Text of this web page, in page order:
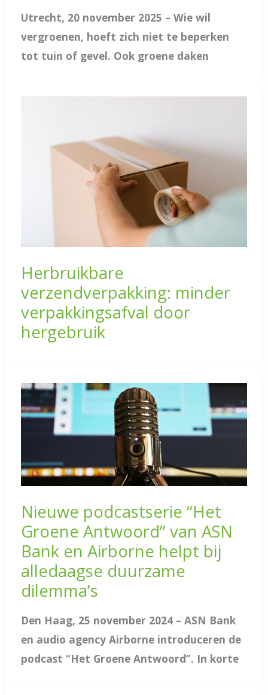
Utrecht, 20 november 2025 – Wie wil
vergroenen, hoeft zich niet te beperken
tot tuin of gevel. Ook groene daken
Herbruikbare
verzendverpakking: minder
verpakkingsafval door
hergebruik
Nieuwe podcastserie “Het
Groene Antwoord” van ASN
Bank en Airborne helpt bij
alledaagse duurzame
dilemma’s
Den Haag, 25 november 2024 – ASN Bank
en audio agency Airborne introduceren de
podcast “Het Groene Antwoord”. In korte